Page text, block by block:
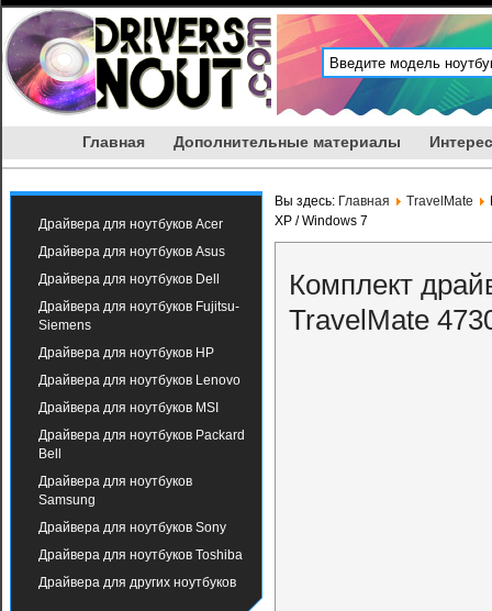
Главная Дополнительные материалы
Драйвера для ноутбуков Acer
Драйвера для ноутбуков Asus
Драйвера для ноутбуков Dell
Драйвера для ноутбуков Fujitsu-
Siemens
Драйвера для ноутбуков HP
Драйвера для ноутбуков Lenovo
Драйвера для ноутбуков MSI
Драйвера для ноутбуков Packard
Bell
Драйвера для ноутбуков
Samsung
Драйвера для ноутбуков Sony
Драйвера для ноутбуков Toshiba
Драйвера для других ноутбуков
Вы здесь: Главная TravelMate
XP / Windows 7
Комплект
TravelMate